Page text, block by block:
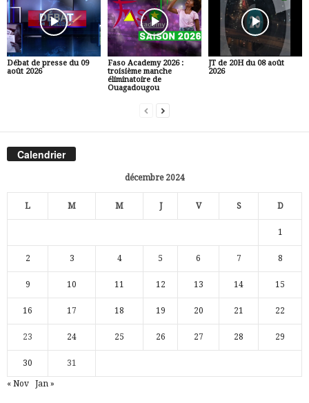
Débat de presse du 09
août 2026
Faso Academy 2026 :
troisième manche
éliminatoire de
Ouagadougou
JT de 20H du 08 août
2026
Calendrier
décembre 2024
L M M J V S D
1
2 3 4 5 6 7 8
9 10 11 12 13 14 15
16 17 18 19 20 21 22
23 24 25 26 27 28 29
30 31
« Nov Jan »